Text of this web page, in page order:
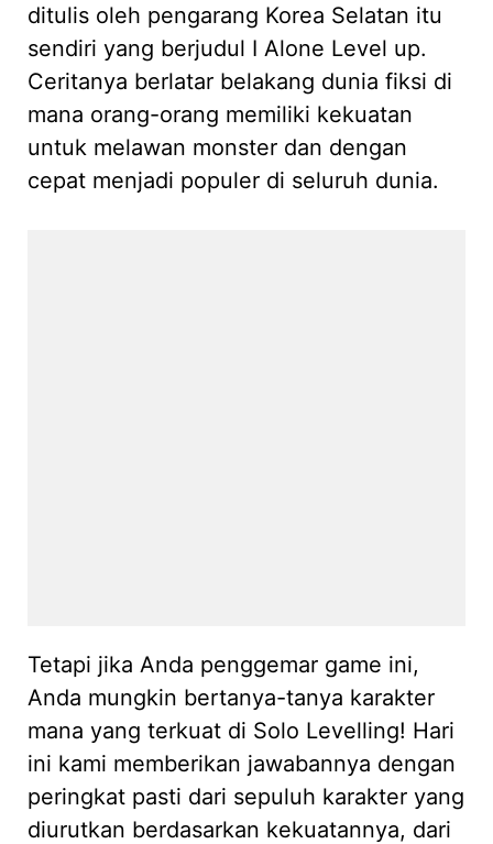
ditulis oleh pengarang Korea Selatan itu
sendiri yang berjudul I Alone Level up.
Ceritanya berlatar belakang dunia fiksi di
mana orang-orang memiliki kekuatan
untuk melawan monster dan dengan
cepat menjadi populer di seluruh dunia.
Tetapi jika Anda penggemar game ini,
Anda mungkin bertanya-tanya karakter
mana yang terkuat di Solo Levelling! Hari
ini kami memberikan jawabannya dengan
peringkat pasti dari sepuluh karakter yang
diurutkan berdasarkan kekuatannya, dari